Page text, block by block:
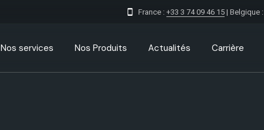
France :+33 3 74 09 46 15| Belgique :
Nos services Nos Produits Actualités Carrière